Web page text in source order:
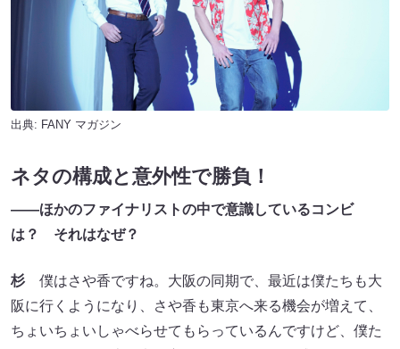
出典: FANY マガジン
ネタの構成と意外性で勝負！
――ほかのファイナリストの中で意識しているコンビ
は？ それはなぜ？
杉 僕はさや香ですね。大阪の同期で、最近は僕たちも大
阪に行くようになり、さや香も東京へ来る機会が増えて、
ちょいちょいしゃべらせてもらっているんですけど、僕た